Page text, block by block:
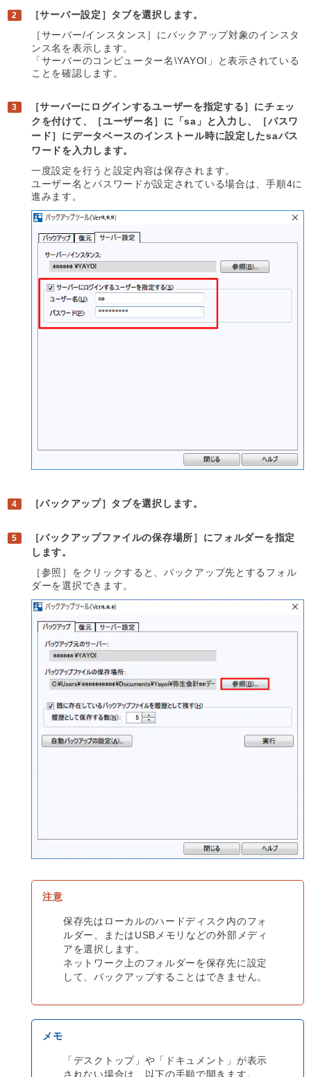
［サーバー設定］タブを選択します。
［サーバー/インスタンス］にバックアップ対象のインスタ
ンス名を表示します。
「サーバーのコンピューター名\YAYOI」と表示されている
ことを確認します。
［サーバーにログインするユーザーを指定する］にチェッ
クを付けて、［ユーザー名］に「sa」と入力し、［パスワ
ード］にデータベースのインストール時に設定したsaパス
ワードを入力します。
一度設定を行うと設定内容は保存されます。
ユーザー名とパスワードが設定されている場合は、手順4に
進みます。
［バックアップ］タブを選択します。
［バックアップファイルの保存場所］にフォルダーを指定
します。
［参照］をクリックすると、バックアップ先とするフォル
ダーを選択できます。
保存先はローカルのハードディスク内のフォ
ルダー、またはUSBメモリなどの外部メディ
アを選択します。
ネットワーク上のフォルダーを保存先に設定
して、バックアップすることはできません。
「デスクトップ」や「ドキュメント」が表示
されない場合は、以下の手順で開きます。